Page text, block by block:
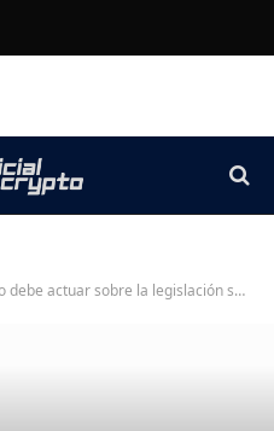
sobre la legislación sobre la estructura del mercado criptográfico